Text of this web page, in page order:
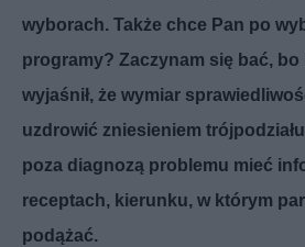
wyborach. Także chce Pan po
programy? Zaczynam się bać,
wyjaśnił, że wymiar
uzdrowić zniesieniem trójpodziału
poza diagnozą problemu mieć
receptach, kierunku, w którym
podążać.